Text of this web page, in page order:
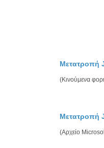
Μετατροπή
(Κινούμενα
Μετατροπή
(Αρχείο